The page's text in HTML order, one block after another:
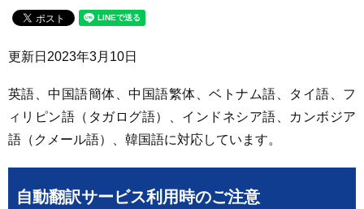
更新日 2023年3月10日
英語、中国語簡体、中国語繁体、ベトナム語、タイ語、フ
ィリピン語（タガログ語）、インドネシア語、カンボジア
語（クメール語）、韓国語に対応しています。
自動翻訳サービス利用時のご注意